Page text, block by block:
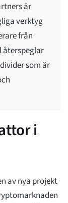
är
verktyg
från
återspeglar
som är
i
av nya projekt